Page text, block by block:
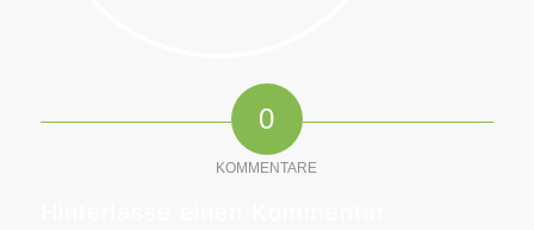
0
KOMMENTARE